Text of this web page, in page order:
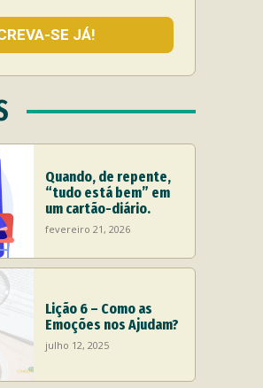
SE JÁ!
Quando, de repente,
“tudo está bem” em
um cartão-diário.
fevereiro 21, 2026
Lição 6 – Como as
Emoções nos Ajudam?
julho 12, 2025